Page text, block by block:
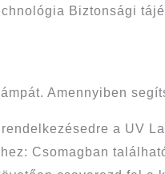
Biztonsági
Amennyiben
a UV
Csomagban